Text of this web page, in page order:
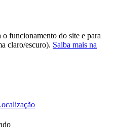
funcionamento do site e para
claro/escuro). Saiba mais na